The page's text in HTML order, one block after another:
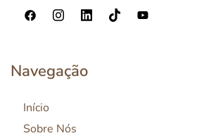
Navegação
Início
Sobre Nós